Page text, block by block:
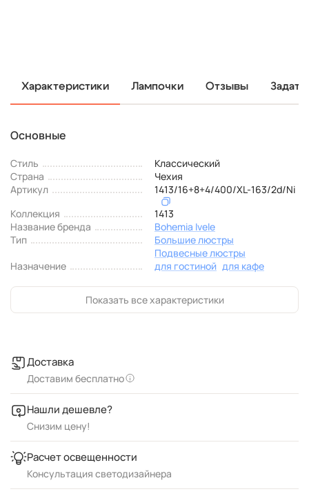
Характеристики Лампочки Отзывы
Основные
Стиль
Классический
Страна
Чехия
Артикул
1413/16+8+4/400/XL-163/2d/Ni
Коллекция
1413
Название бренда
Bohemia Ivele
Тип
Большие люстры
Подвесные люстры
Назначение
для гостиной для кафе
Показать все характеристики
Доставка
Доставим бесплатно
Нашли дешевле?
Снизим цену!
Расчет освещенности
Консультация светодизайнера